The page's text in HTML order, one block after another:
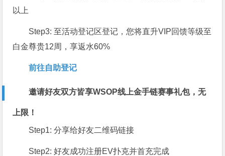
以上
Step3: 至活动登记区登记，您将直升VIP回馈等级至
白金尊贵12周，享返水60%
前往自助登记
邀请好友双方皆享WSOP线上金手链赛事礼包，无
上限！
Step1: 分享给好友二维码链接
Step2: 好友成功注册EV扑克并首充完成